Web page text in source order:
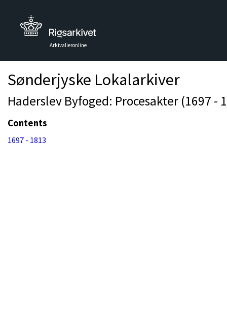
Arkivalieronline
Sønderjyske Lokalarkiver
Haderslev Byfoged: Procesakter (1697 -
Contents
1697 - 1813